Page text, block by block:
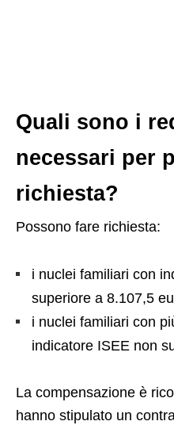
Quali sono i
necessari per
richiesta?
Possono fare richiesta:
i nuclei familiari con
superiore a 8.107,5
i nuclei familiari con
indicatore ISEE non
La compensazione è
hanno stipulato un